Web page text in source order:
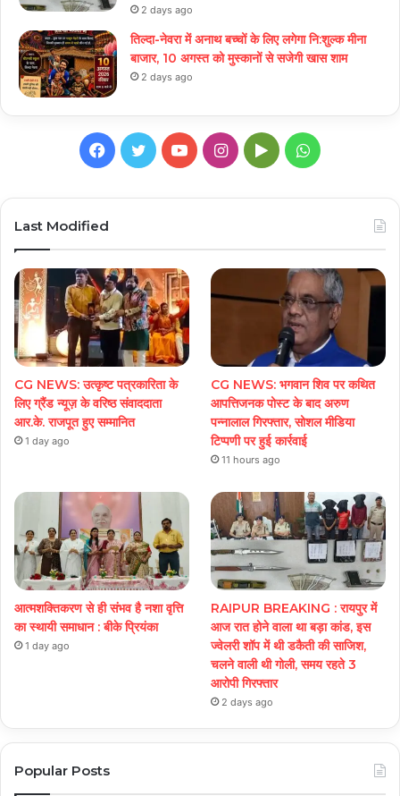
2 days ago
तिल्दा-नेवरा में अनाथ बच्चों के लिए लगेगा नि:शुल्क मीना
बाजार, 10 अगस्त को मुस्कानों से सजेगी खास शाम
2 days ago
Facebook
TwitterYouTubeInstagram
GoogleWhatsApp
Last Modified
CG NEWS: उत्कृष्ट पत्रकारिता के
लिए ग्रैंड न्यूज़ के वरिष्ठ संवाददाता
आर.के. राजपूत हुए सम्मानित
1 day ago
CG NEWS: भगवान शिव पर कथित
आपत्तिजनक पोस्ट के बाद अरुण
पन्नालाल गिरफ्तार, सोशल मीडिया
टिप्पणी पर हुई कार्रवाई
11 hours ago
आत्मशक्तिकरण से ही संभव है नशा वृत्ति
का स्थायी समाधान : बीके प्रियंका
1 day ago
RAIPUR BREAKING : रायपुर में
आज रात होने वाला था बड़ा कांड, इस
ज्वेलरी शॉप में थी डकैती की साजिश,
चलने वाली थी गोली, समय रहते 3
आरोपी गिरफ्तार
2 days ago
Popular Posts